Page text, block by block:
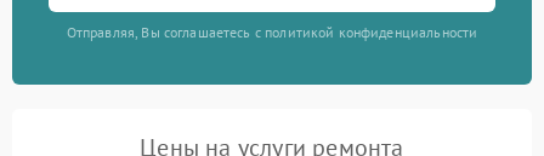
Отправляя, Вы соглашаетесь с политикой конфиденциальности
Цены на услуги ремонта